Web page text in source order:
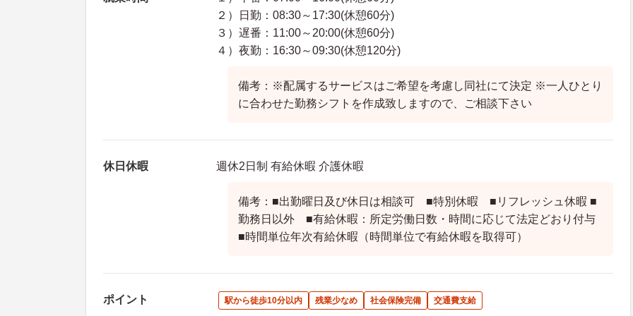
２）日勤：08:30～17:30(休憩60分)
３）遅番：11:00～20:00(休憩60分)
４）夜勤：16:30～09:30(休憩120分)
備考：※配属するサービスはご希望を考慮し同社にて決定 ※一人ひとり
に合わせた勤務シフトを作成致しますので、ご相談下さい
休日休暇 週休2日制 有給休暇 介護休暇
備考：■出勤曜日及び休日は相談可 ■特別休暇 ■リフレッシュ休暇 ■
勤務日以外 ■有給休暇：所定労働日数・時間に応じて法定どおり付与
■時間単位年次有給休暇（時間単位で有給休暇を取得可）
ポイント 駅から徒歩10分以内 残業少なめ 社会保険完備 交通費支給